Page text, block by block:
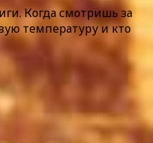
Когда смотришь за
температуру и кто